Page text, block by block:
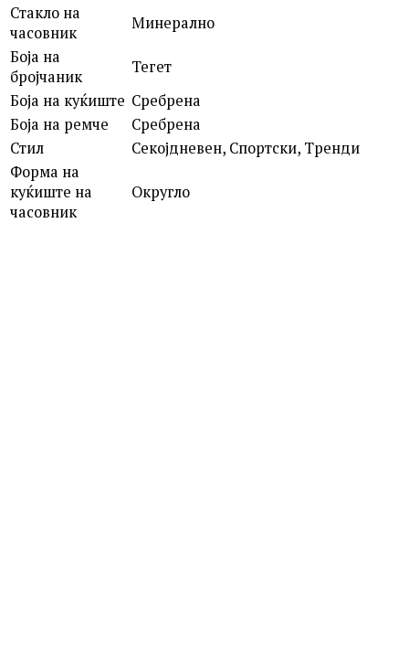
Стакло на
часовник
Минерално
Боја на
бројчаник
Тегет
Боја на куќиште Сребрена
Боја на ремче
Сребрена
Стил
Секојдневен, Спортски, Тренди
Форма на
куќиште на
часовник
Округло